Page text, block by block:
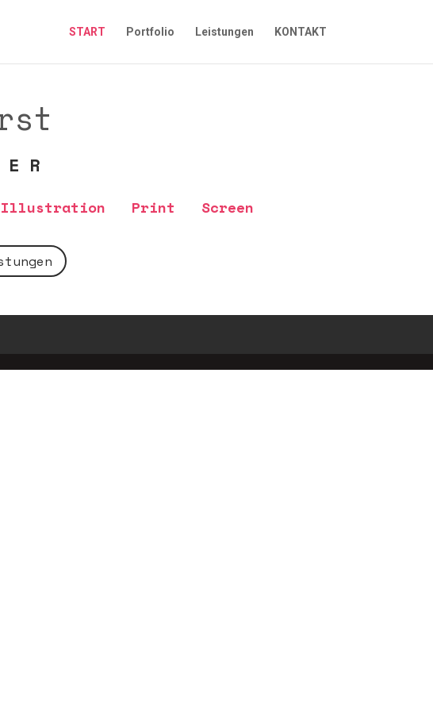
START Portfolio Leistungen KONTAKT
R
Illustration Print Screen